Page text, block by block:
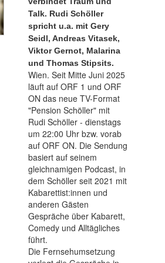
Talk. Rudi Schöller
spricht u.a. mit Gery
Seidl, Andreas Vitasek,
Viktor Gernot, Malarina
und Thomas Stipsits.
Wien. Seit Mitte Juni 2025
läuft auf ORF 1 und ORF
ON das neue TV-Format
"Pension Schöller" mit
Rudi Schöller - dienstags
um 22:00 Uhr bzw. vorab
auf ORF ON. Die Sendung
basiert auf seinem
gleichnamigen Podcast, in
dem Schöller seit 2021 mit
Kabarettist:innen und
anderen Gästen
Gespräche über Kabarett,
Comedy und Alltägliches
führt.
Die Fernsehumsetzung